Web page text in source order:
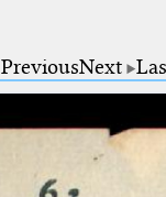
PreviousNext